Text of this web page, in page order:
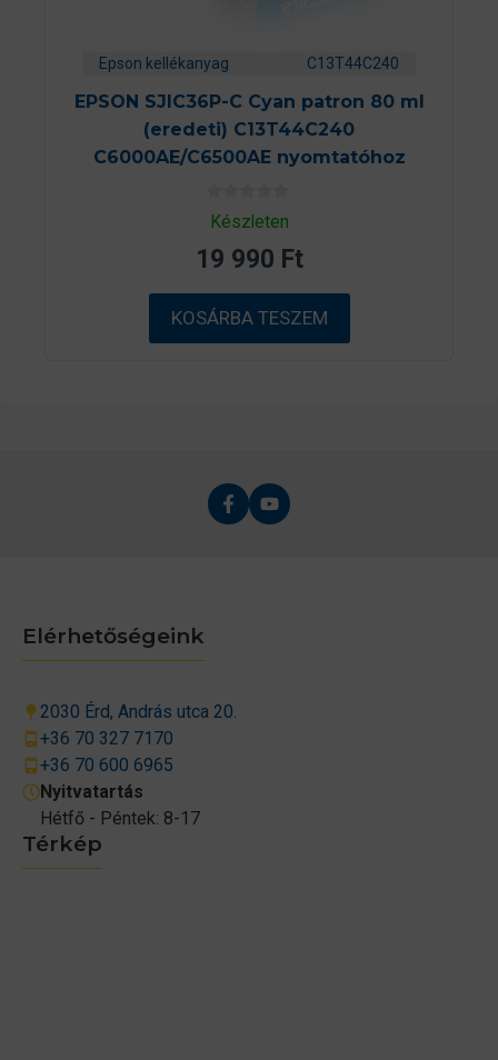
Epson kellékanyag C13T44C240
EPSON SJIC36P-C Cyan patron 80 ml
(eredeti) C13T44C240
C6000AE/C6500AE nyomtatóhoz
0
a
5
b
ő
l
Készleten
19 990 Ft
KOSÁRBA TESZEM
Térkép
Elérhetőségeink
2030 Érd, András utca 20.
+36 70 327 7170
+36 70 600 6965
Nyitvatartás
Hétfő - Péntek: 8-17